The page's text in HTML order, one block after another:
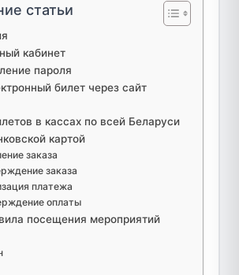
статьи
кабинет
пароля
билет через сайт
в кассах по всей Беларуси
картой
заказа
заказа
платежа
оплаты
посещения мероприятий